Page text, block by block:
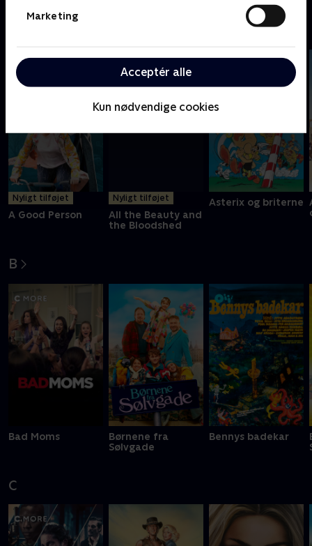
Marketing
Acceptér alle
Kun nødvendige cookies
Nyligt tilføjet
A Good Person
Nyligt tilføjet
All the Beauty and
the Bloodshed
Asterix og briterne
B
Bad Moms
Børnene fra
Sølvgade
Bennys badekar
C